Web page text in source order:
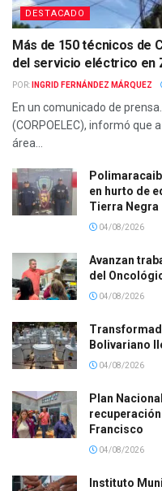
DESTACADO
Más de 150 técnicos de
del servicio eléctrico en
POR: INGRID FERNÁNDEZ MÁRQUEZ
En un comunicado de
(CORPOELEC), informó que
área...
en hurto de
Tierra Negra
04/08/2026
Avanzan
del
04/08/2026
Bolivariano
04/08/2026
Plan
Francisco
04/08/2026
Instituto